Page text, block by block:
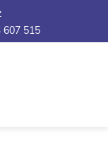
607 515